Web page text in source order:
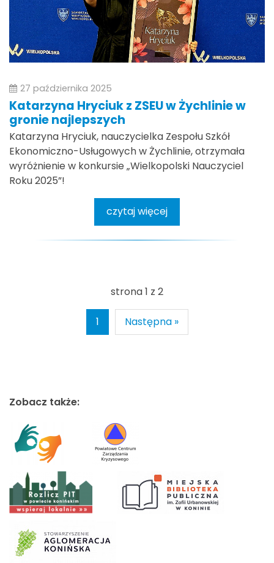
27 października 2025
Katarzyna Hryciuk z ZSEU w Żychlinie w
gronie najlepszych
Katarzyna Hryciuk, nauczycielka Zespołu Szkół
Ekonomiczno-Usługowych w Żychlinie, otrzymała
wyróżnienie w konkursie „Wielkopolski Nauczyciel
Roku 2025”!
czytaj więcej
strona 1 z 2
1 Następna »
Zobacz także: